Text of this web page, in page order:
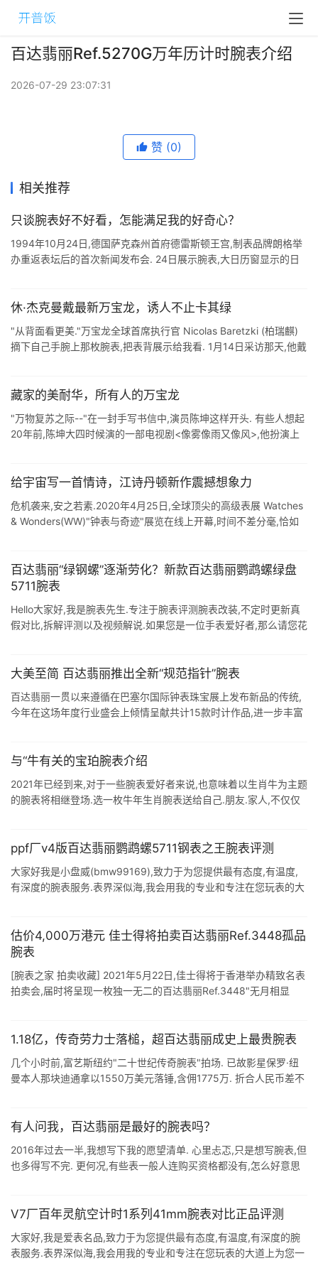
百达翡丽Ref.5270G万年历计时腕表介绍
2026-07-29 23:07:31
赞 (0)
相关推荐
只谈腕表好不好看，怎能满足我的好奇心？
1994年10月24日,德国萨克森州首府德雷斯顿王宫,制表品牌朗格举
办重返表坛后的首次新闻发布会. 24日展示腕表,大日历窗显示的日
休·杰克曼戴最新万宝龙，诱人不止卡其绿
"从背面看更美."万宝龙全球首席执行官 Nicolas Baretzki (柏瑞麒)
摘下自己手腕上那枚腕表,把表背展示给我看. 1月14日采访那天,他戴
藏家的美耐华，所有人的万宝龙
"万物复苏之际--"在一封手写书信中,演员陈坤这样开头. 有些人想起
20年前,陈坤大四时候演的一部电视剧<像雾像雨又像风>,他扮演上
给宇宙写一首情诗，江诗丹顿新作震撼想象力
危机袭来,安之若素.2020年4月25日,全球顶尖的高级表展 Watches
& Wonders(WW)"钟表与奇迹"展览在线上开幕,时间不差分毫,恰如
百达翡丽“绿钢螺”逐渐劳化？新款百达翡丽鹦鹉螺绿盘
5711腕表
Hello大家好,我是腕表先生.专注于腕表评测腕表改装,不定时更新真
假对比,拆解评测以及视频解说.如果您是一位手表爱好者,那么请您花
大美至简 百达翡丽推出全新“规范指针”腕表
百达翡丽一贯以来遵循在巴塞尔国际钟表珠宝展上发布新品的传统,
今年在这场年度行业盛会上倾情呈献共计15款时计作品,进一步丰富
与“牛有关的宝珀腕表介绍
2021年已经到来,对于一些腕表爱好者来说,也意味着以生肖牛为主题
的腕表将相继登场.选一枚牛年生肖腕表送给自己.朋友.家人,不仅仅
ppf厂v4版百达翡丽鹦鹉螺5711钢表之王腕表评测
大家好我是小盘威(bmw99169),致力于为您提供最有态度,有温度,
有深度的腕表服务.表界深似海,我会用我的专业和专注在您玩表的大
估价4,000万港元 佳士得将拍卖百达翡丽Ref.3448孤品
腕表
[腕表之家 拍卖收藏] 2021年5月22日,佳士得将于香港举办精致名表
拍卖会,届时将呈现一枚独一无二的百达翡丽Ref.3448"无月相显
1.18亿，传奇劳力士落槌，超百达翡丽成史上最贵腕表
几个小时前,富艺斯纽约"二十世纪传奇腕表"拍场. 已故影星保罗·纽
曼本人那块迪通拿以1550万美元落锤,含佣1775万. 折合人民币差不
有人问我，百达翡丽是最好的腕表吗？
2016年过去一半,我想写下我的愿望清单. 心里忐忑,只是想写腕表,但
也多得写不完. 更何况,有些表一般人连购买资格都没有,怎么好意思
V7厂百年灵航空计时1系列41mm腕表对比正品评测
大家好,我是爱表名品,致力于为您提供最有态度,有温度,有深度的腕
表服务.表界深似海,我会用我的专业和专注在您玩表的大道上为您一